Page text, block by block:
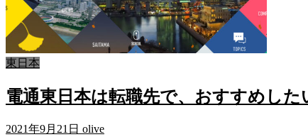
東日本
電通東日本は転職先で、おすすめし
2021年9月21日 olive